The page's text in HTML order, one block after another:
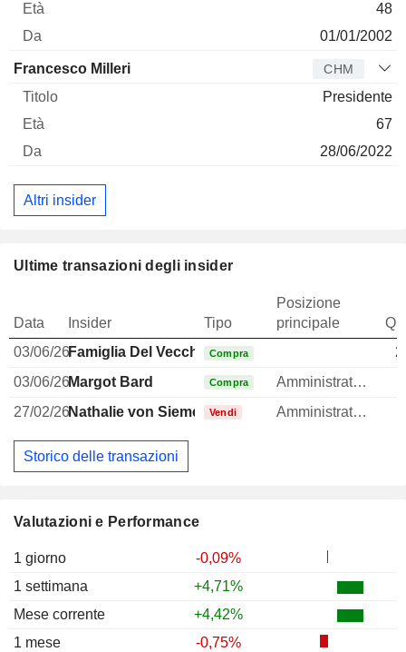
Valutazioni e Performance
1 giorno
-0,09%
1 settimana
+4,71%
Mese corrente
+4,42%
1 mese
-0,75%
48
01/01/2002
Francesco Milleri CHM
Presidente
67
28/06/2022
Altri insider
Ultime transazioni degli insider
Data Insider Tipo
Posizione
principale
03/06/26Famiglia Del VecchioCompra
03/06/26Margot Bard Compra
Amministratore
27/02/26Nathalie von SiemensVendi Amministratore
Storico delle transazioni